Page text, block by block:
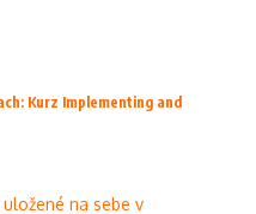
Kurz Implementing and